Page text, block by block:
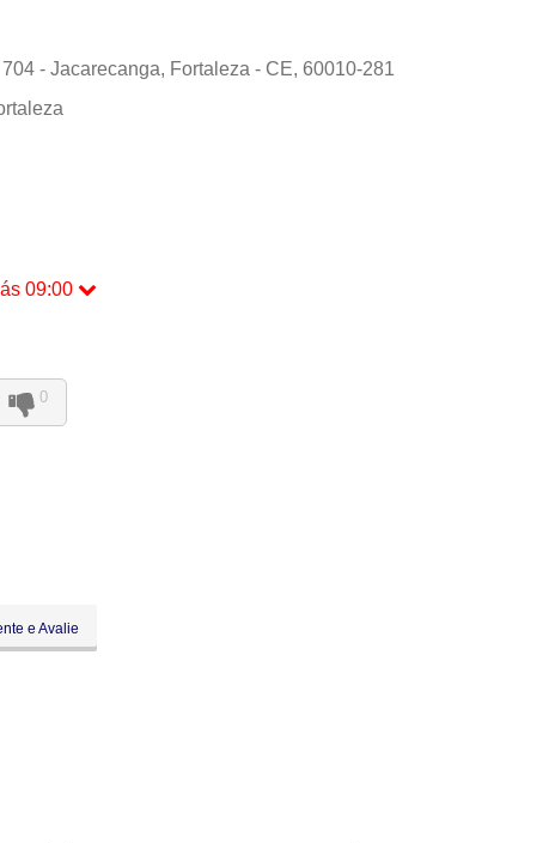
- Jacarecanga, Fortaleza - CE, 60010-281
09:00
0
e Avalie